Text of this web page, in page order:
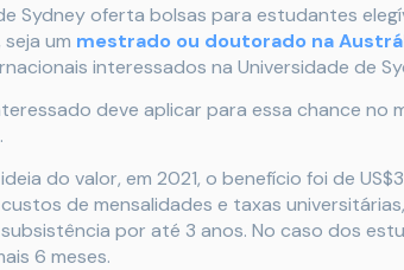
Sydney oferta bolsas para estudantes
um mestrado ou doutorado na
interessados na Universidade de
deve aplicar para essa chance no
do valor, em 2021, o benefício foi de
de mensalidades e taxas
por até 3 anos. No caso dos
6 meses.